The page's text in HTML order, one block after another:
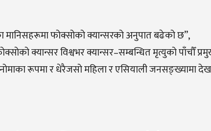
मानिसहरूमा फोक्सोको क्यान्सरको अनुपात बढेको छ”,
क्यान्सर विश्वभर क्यान्सर–सम्बन्धित मृत्युको पाँचौँ
रूपमा र धेरैजसो महिला र एसियाली जनसङ्ख्यामा